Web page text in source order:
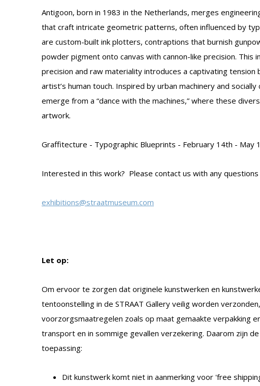
Antigoon, born in 1983 in the Netherlands, merges
that craft intricate geometric patterns, often influenced by
are custom-built ink plotters, contraptions that burnish
powder pigment onto canvas with cannon-like precision. This
precision and raw materiality introduces a captivating
artist’s human touch. Inspired by urban machinery and
emerge from a “dance with the machines,” where these
artwork.
Graffitecture - Typographic Blueprints - February 14th - May
Interested in this work? Please contact us with any
exhibitions@straatmuseum.com
Let op:
Om ervoor te zorgen dat originele kunstwerken en
tentoonstelling in de STRAAT Gallery veilig worden
voorzorgsmaatregelen zoals op maat gemaakte verpakking
transport en in sommige gevallen verzekering. Daarom zijn
toepassing:
Dit kunstwerk komt niet in aanmerking voor 'free